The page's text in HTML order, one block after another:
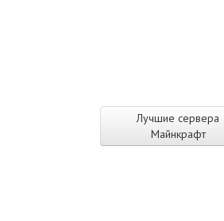
Лучшие сервера
Майнкрафт